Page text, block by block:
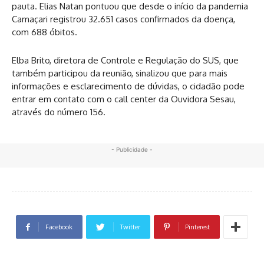
pauta. Elias Natan pontuou que desde o início da pandemia
Camaçari registrou 32.651 casos confirmados da doença,
com 688 óbitos.
Elba Brito, diretora de Controle e Regulação do SUS, que
também participou da reunião, sinalizou que para mais
informações e esclarecimento de dúvidas, o cidadão pode
entrar em contato com o call center da Ouvidora Sesau,
através do número 156.
- Publicidade -
Facebook Twitter Pinterest